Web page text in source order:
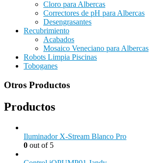
Cloro para Albercas
Correctores de pH para Albercas
Desengrasantes
Recubrimiento
Acabados
Mosaico Veneciano para Albercas
Robots Limpia Piscinas
Toboganes
Otros Productos
Productos
Iluminador X-Stream Blanco Pro
0 out of 5